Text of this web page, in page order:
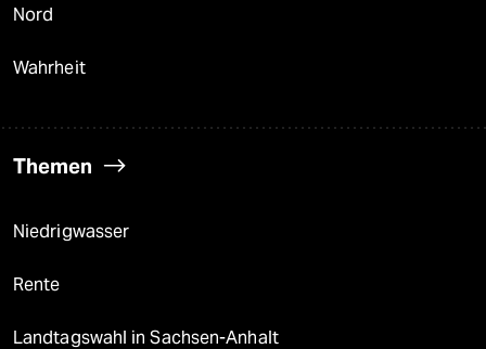
Nord
Wahrheit
Themen
Niedrigwasser
Rente
Landtagswahl in Sachsen-Anhalt